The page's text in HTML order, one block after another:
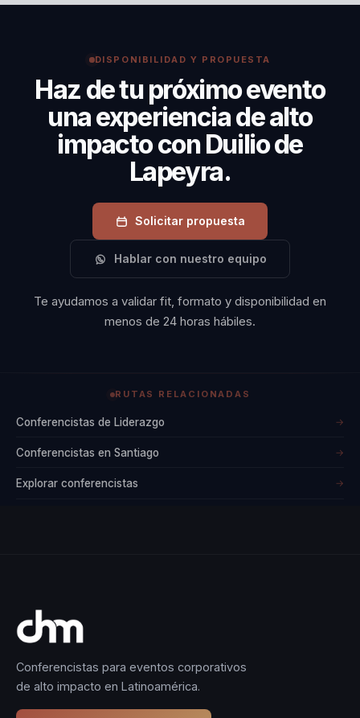
Sus conferencias ofrecen beneficios concretos,
habilidades de liderazgo efectivas.
DISPONIBILIDAD Y PROPUESTA
Haz de tu próximo evento
una experiencia de alto
impacto con Duilio de
Lapeyra.
Solicitar propuesta
Hablar con nuestro equipo
Te ayudamos a validar fit, formato y disponibilidad en
menos de 24 horas hábiles.
RUTAS RELACIONADAS
Conferencistas de Liderazgo →
Conferencistas en Santiago →
Explorar conferencistas →
Conferencistas para eventos corporativos
de alto impacto en Latinoamérica.